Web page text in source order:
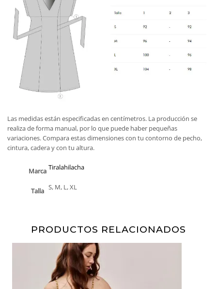
Las medidas están especificadas en centímetros. La producción se
realiza de forma manual, por lo que puede haber pequeñas
variaciones. Compara estas dimensiones con tu contorno de pecho,
cintura, cadera y con tu altura.
Marca Tiralahilacha
Talla S, M, L, XL
PRODUCTOS RELACIONADOS